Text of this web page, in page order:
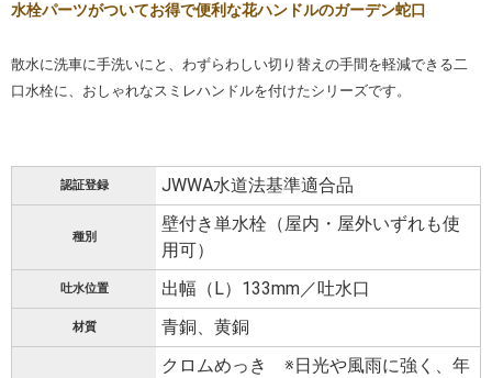
水栓パーツがついてお得で便利な花ハンドルのガーデン蛇口
散水に洗車に手洗いにと、わずらわしい切り替えの手間を軽減できる二
口水栓に、おしゃれなスミレハンドルを付けたシリーズです。
認証登録 JWWA水道法基準適合品
種別
壁付き単水栓（屋内・屋外いずれも使
用可）
吐水位置 出幅（L）133mm／吐水口
材質 青銅、黄銅
クロムめっき ※日光や風雨に強く、年